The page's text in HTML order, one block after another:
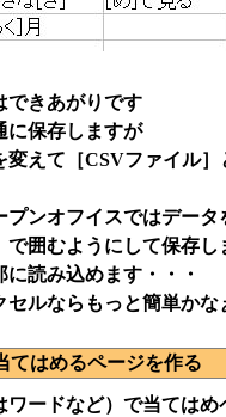
できあがりです
に保存しますが
変えて ［CSVファイル］
プンオフイスではデータ
囲むようにして保存し
読み込めます・・・
セルならもっと簡単か
てはめるページを作る
ワードなど）で当てはめ